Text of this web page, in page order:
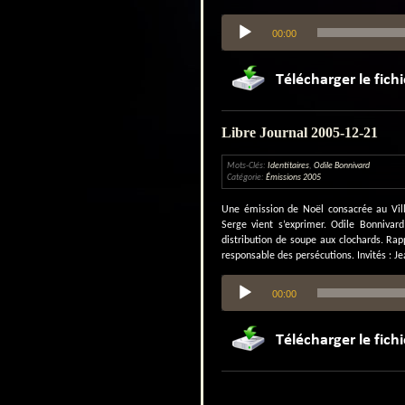
Lecteur
audio
00:00
Libre Journal 2005-12-21
Mots-Clés: Identitaires, Odile Bonnivard
Catégorie: Émissions 2005
Une émission de Noël consacrée au
Serge vient s’exprimer. Odile
distribution de soupe aux clochards.
responsable des persécutions. Invités :
audio
00:00